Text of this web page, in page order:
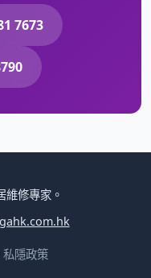
7673
修專家。
私隱政策